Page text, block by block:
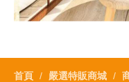
首頁 嚴選特販商城